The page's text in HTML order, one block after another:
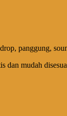
panggung,
mudah